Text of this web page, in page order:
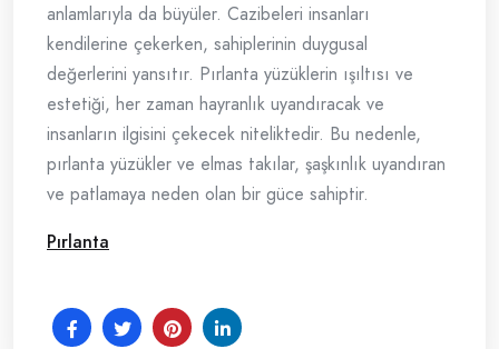
anlamlarıyla da büyüler. Cazibeleri insanları
kendilerine çekerken, sahiplerinin duygusal
değerlerini yansıtır. Pırlanta yüzüklerin ışıltısı ve
estetiği, her zaman hayranlık uyandıracak ve
insanların ilgisini çekecek niteliktedir. Bu nedenle,
pırlanta yüzükler ve elmas takılar, şaşkınlık uyandıran
ve patlamaya neden olan bir güce sahiptir.
Pırlanta